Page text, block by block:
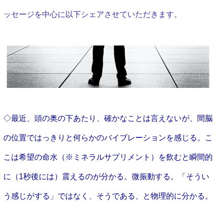
ッセージを中心に以下シェアさせていただきます。
◇最近、頭の奥の下あたり、確かなことは言えないが、 間脳
の位置ではっきりと何らかのバイブレーションを感じる。こ
こは希望の命水（※ミネラルサプリメント）を飲むと瞬間的
に（1秒後には）震えるのが分かる。微振動する。「そうい
う感じがする」ではなく、そうである、と物理的に分かる。